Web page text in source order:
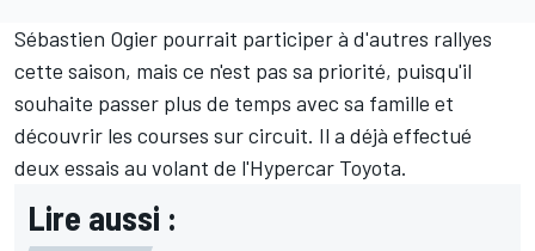
Sébastien Ogier pourrait participer à d'autres rallyes
cette saison, mais ce n'est pas sa priorité, puisqu'il
souhaite passer plus de temps avec sa famille et
découvrir les courses sur circuit. Il a déjà effectué
deux essais au volant de l'Hypercar Toyota.
Lire aussi :